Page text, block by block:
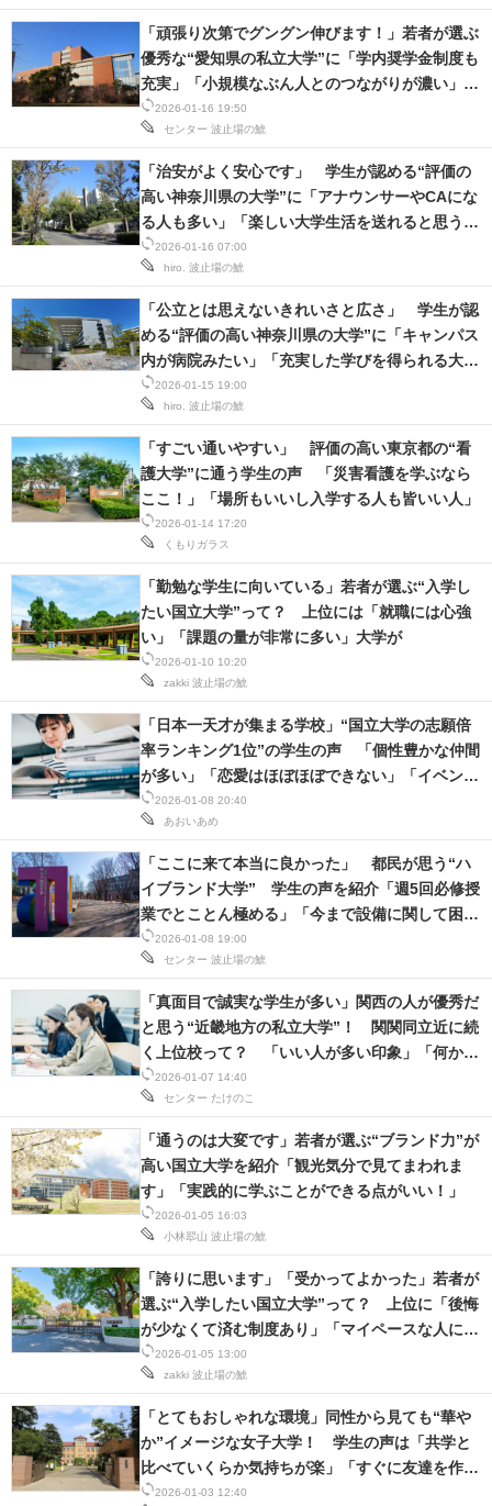
2026-01-16 19:50
センター 波止場の鯱
「頑張り次第でグングン伸びます！」若者が選ぶ
優秀な“愛知県の私立大学”に「学内奨学金制度も
充実」「小規模なぶん人とのつながりが濃い」の
声！
2026-01-16 07:00
hiro. 波止場の鯱
「治安がよく安心です」 学生が認める“評価の
高い神奈川県の大学”に「アナウンサーやCAにな
る人も多い」「楽しい大学生活を送れると思う」
の声
2026-01-15 19:00
hiro. 波止場の鯱
「公立とは思えないきれいさと広さ」 学生が認
める“評価の高い神奈川県の大学”に「キャンパス
内が病院みたい」「充実した学びを得られる大
学」の声
2026-01-14 17:20
くもりガラス
「すごい通いやすい」 評価の高い東京都の“看
護大学”に通う学生の声 「災害看護を学ぶなら
ここ！」「場所もいいし入学する人も皆いい人」
2026-01-10 10:20
zakki 波止場の鯱
「勤勉な学生に向いている」若者が選ぶ“入学し
たい国立大学”って？ 上位には「就職には心強
い」「課題の量が非常に多い」大学が
2026-01-08 20:40
あおいあめ
「日本一天才が集まる学校」“国立大学の志願倍
率ランキング1位”の学生の声 「個性豊かな仲間
が多い」「恋愛はほぼほぼできない」「イベント
はガチ」
2026-01-08 19:00
センター 波止場の鯱
「ここに来て本当に良かった」 都民が思う“ハ
イブランド大学” 学生の声を紹介「週5回必修授
業でとことん極める」「今まで設備に関して困っ
たことはありません」
2026-01-07 14:40
センター たけのこ
「真面目で誠実な学生が多い」関西の人が優秀だ
と思う“近畿地方の私立大学”！ 関関同立近に続
く上位校って？ 「いい人が多い印象」「何かし
らのオタクが多い」
2026-01-05 16:03
小林翆山 波止場の鯱
「通うのは大変です」若者が選ぶ“ブランド力”が
高い国立大学を紹介「観光気分で見てまわれま
す」「実践的に学ぶことができる点がいい！」
2026-01-05 13:00
zakki 波止場の鯱
「誇りに思います」「受かってよかった」若者が
選ぶ“入学したい国立大学”って？ 上位に「後悔
が少なくて済む制度あり」「マイペースな人にお
すすめ」の声
2026-01-03 12:40
「とてもおしゃれな環境」同性から見ても“華や
か”イメージな女子大学！ 学生の声は「共学と
比べていくらか気持ちが楽」「すぐに友達を作る
ことができる」